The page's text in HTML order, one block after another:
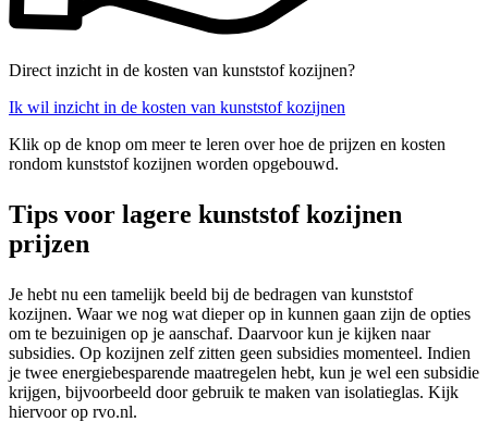
Direct inzicht in de kosten van kunststof kozijnen?
Ik wil inzicht in de kosten van kunststof kozijnen
Klik op de knop om meer te leren over hoe de prijzen en kosten
rondom kunststof kozijnen worden opgebouwd.
Tips voor lagere kunststof kozijnen
prijzen
Je hebt nu een tamelijk beeld bij de bedragen van kunststof
kozijnen. Waar we nog wat dieper op in kunnen gaan zijn de opties
om te bezuinigen op je aanschaf. Daarvoor kun je kijken naar
subsidies. Op kozijnen zelf zitten geen subsidies momenteel. Indien
je twee energiebesparende maatregelen hebt, kun je wel een subsidie
krijgen, bijvoorbeeld door gebruik te maken van isolatieglas. Kijk
hiervoor op rvo.nl.